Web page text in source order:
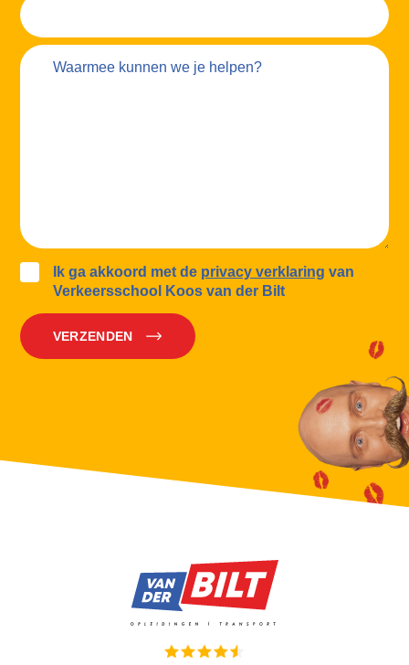
Ik ga akkoord met de privacy verklaring van
Verkeersschool Koos van der Bilt
VERZENDEN